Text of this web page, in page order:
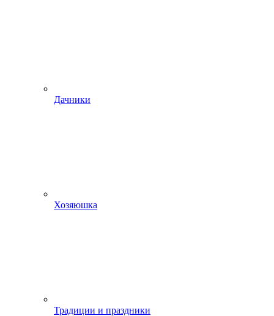
Дачники
Хозяюшка
Традиции и праздники